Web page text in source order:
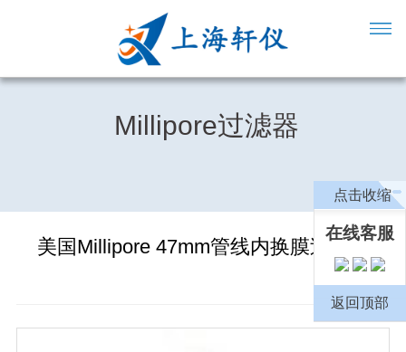
Millipore过滤器
美国Millipore 47mm管线内换膜过滤器
点击收缩
在线客服
返回顶部